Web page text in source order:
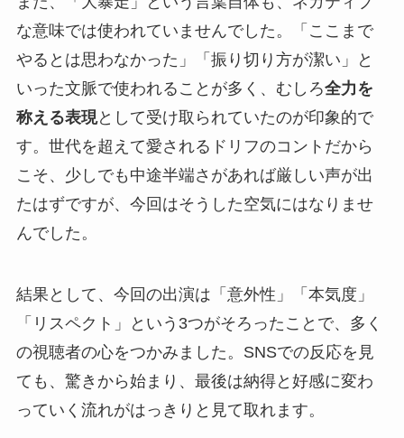
な意味では使われていませんでした。「ここまで
やるとは思わなかった」「振り切り方が潔い」と
いった文脈で使われることが多く、むしろ全力を
称える表現として受け取られていたのが印象的で
す。世代を超えて愛されるドリフのコントだから
こそ、少しでも中途半端さがあれば厳しい声が出
たはずですが、今回はそうした空気にはなりませ
んでした。
結果として、今回の出演は「意外性」「本気度」
「リスペクト」という3つがそろったことで、多く
の視聴者の心をつかみました。SNSでの反応を見
ても、驚きから始まり、最後は納得と好感に変わ
っていく流れがはっきりと見て取れます。